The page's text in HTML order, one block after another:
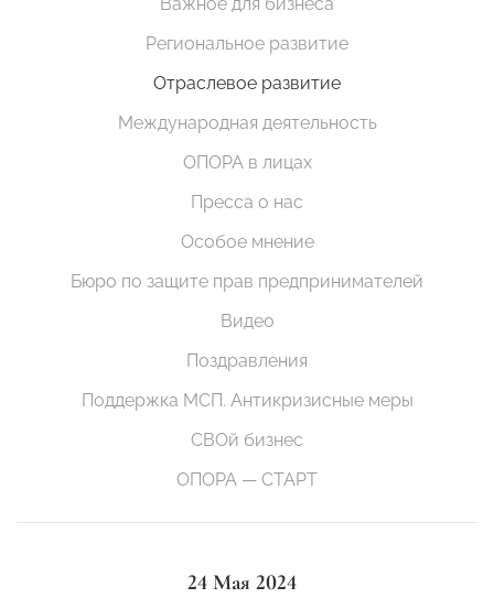
Региональное развитие
Отраслевое развитие
Международная деятельность
ОПОРА в лицах
Пресса о нас
Особое мнение
Бюро по защите прав предпринимателей
Видео
Поздравления
Поддержка МСП. Антикризисные меры
СВОй бизнес
ОПОРА — СТАРТ
24 Мая 2024